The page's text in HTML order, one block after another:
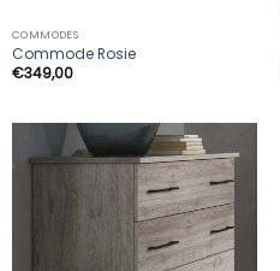
COMMODES
Commode Rosie
€349,00